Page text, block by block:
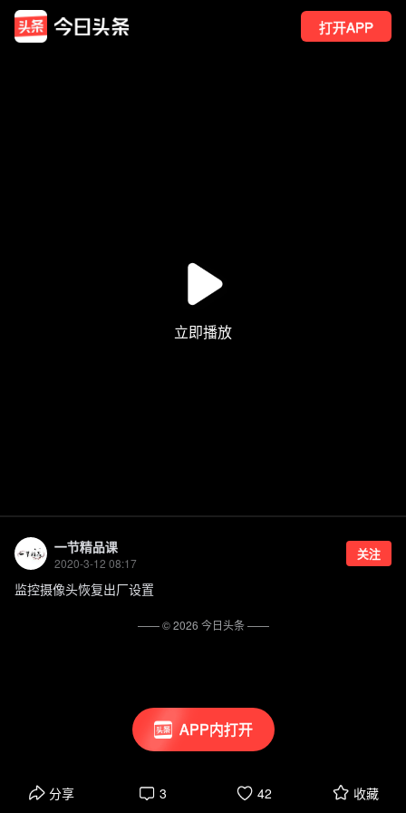
打开APP
APP内打开
一节精品课
2020-3-12 08:17
关注
监控摄像头恢复出厂设置
分享 3 42 收藏
—— ©2026 今日头条——